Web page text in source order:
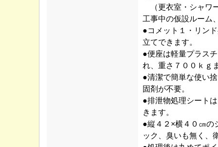
（更衣室・シャワ
工事中の仮設ルーム
●コメット１・リン
立てできます。
●便座は軽量プラス
れ、重さ７００ｋｇ
●清潔で簡単な使い
固剤が不要。
●排泄物処理シート
きます。
●縦４２×横４０㎝の
ック、臭いも無く、